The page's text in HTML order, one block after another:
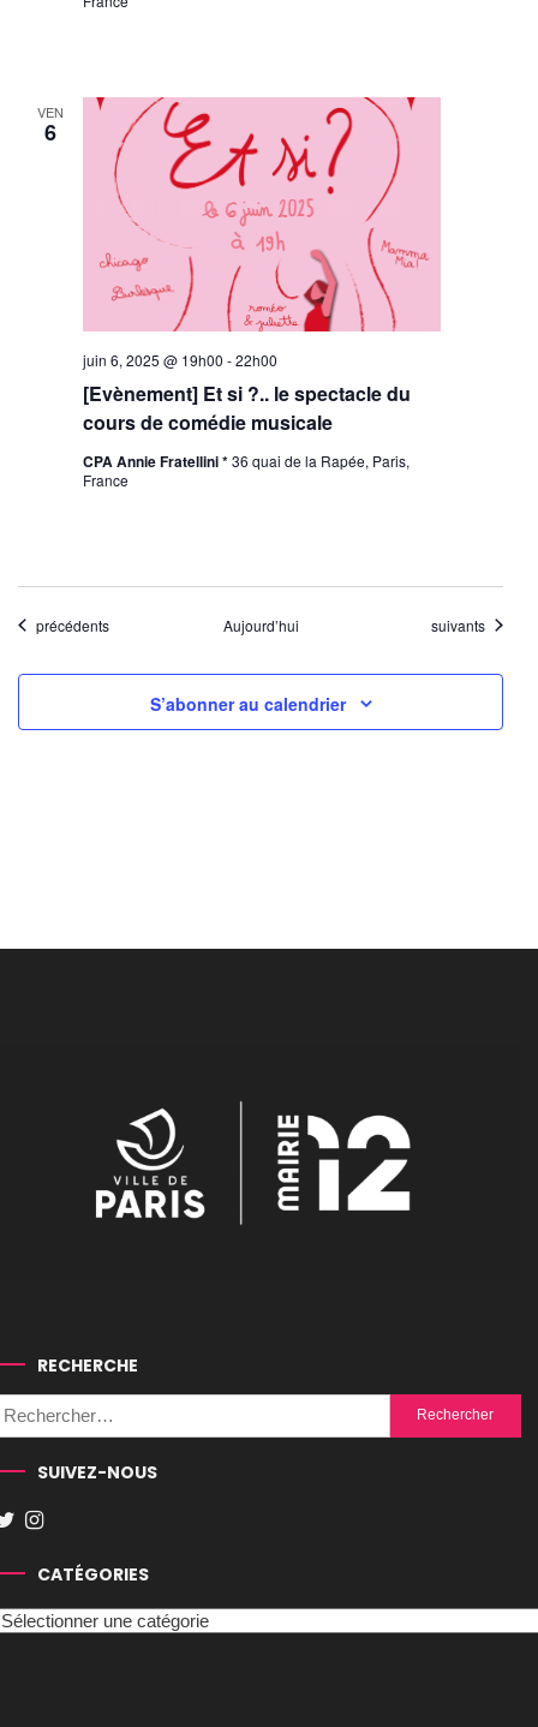
VEN
6
[Evènement] Et si ?.. le spectacle du
cours de comédie musicale
juin 6, 2025 @ 19h00 -22h00
CPA Annie Fratellini *36 quai de la Rapée, Paris,
France
Évènements
précédents Aujourd’hui Évènements
suivants
S’abonner au calendrier
RECHERCHE
Rechercher :
SUIVEZ-NOUS
CATÉGORIES